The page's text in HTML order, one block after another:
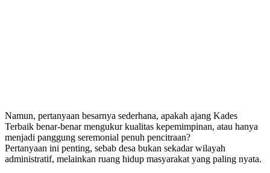
Namun, pertanyaan besarnya sederhana, apakah ajang Kades
Terbaik benar-benar mengukur kualitas kepemimpinan, atau hanya
menjadi panggung seremonial penuh pencitraan?
Pertanyaan ini penting, sebab desa bukan sekadar wilayah
administratif, melainkan ruang hidup masyarakat yang paling nyata.